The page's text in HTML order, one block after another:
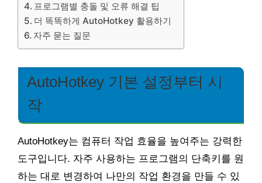
프로그램별 충돌 및 오류 해결 팁
더 똑똑하게 AutoHotkey 활용하기
자주 묻는 질문
AutoHotkey 기본 설정부터 시
작
AutoHotkey는 컴퓨터 작업 효율을 높여주는 강력한
도구입니다. 자주 사용하는 프로그램의 단축키를 원
하는 대로 변경하여 나만의 작업 환경을 만들 수 있